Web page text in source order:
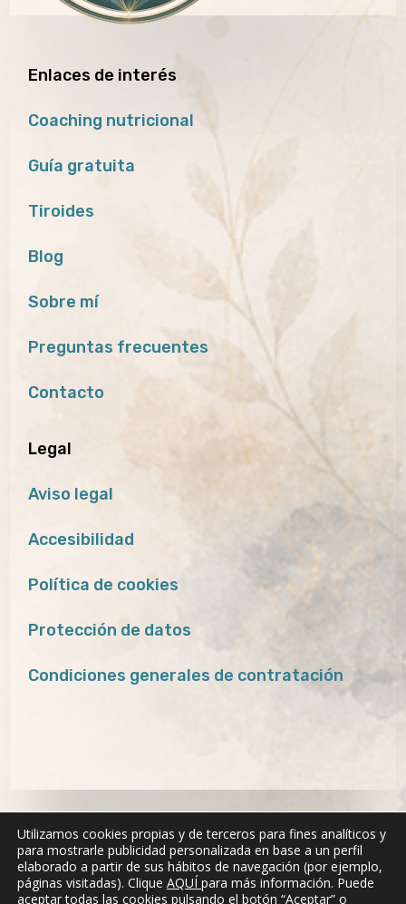
Enlaces de interés
Coaching nutricional
Guía gratuita
Tiroides
Blog
Sobre mí
Preguntas frecuentes
Contacto
Legal
Aviso legal
Accesibilidad
Política de cookies
Protección de datos
Condiciones generales de contratación
Utilizamos cookies propias y de terceros para fines analíticos y
para mostrarle publicidad personalizada en base a un perfil
elaborado a partir de sus hábitos de navegación (por ejemplo,
páginas visitadas). Clique AQUÍ para más información. Puede
aceptar todas las cookies pulsando el botón “Aceptar” o